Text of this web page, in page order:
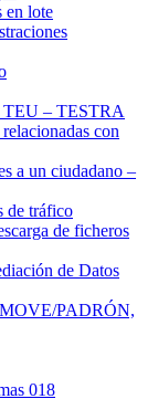
en lote
TEU – TESTRA
con
a un ciudadano –
de tráfico
de ficheros
de Datos
MOVE/PADRÓN,
018